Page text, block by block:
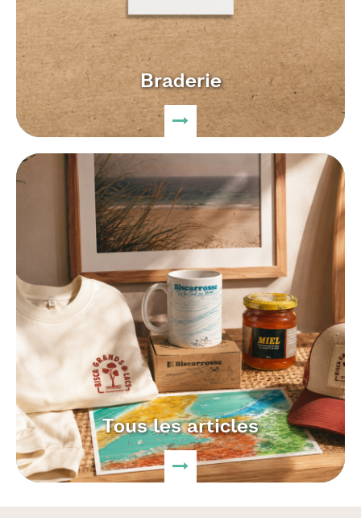
Braderie
Tous les articles